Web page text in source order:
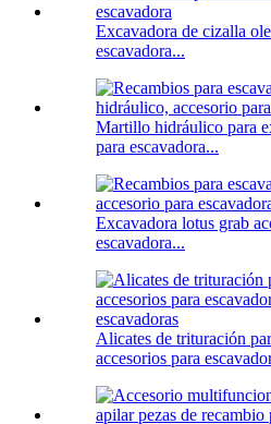
Excavadora de cizalla
escavadora...
Martillo hidráulico para
para escavadora...
Excavadora lotus grab
escavadora...
Alicates de trituración
accesorios para